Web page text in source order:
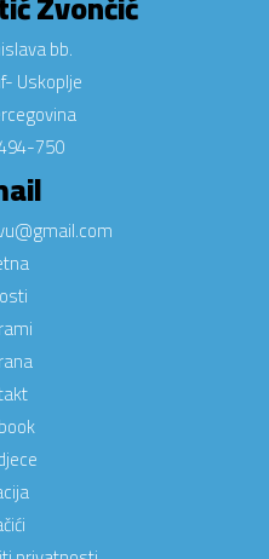
bb.
Uskoplje
750